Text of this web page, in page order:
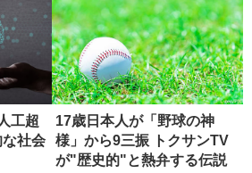
工超
社会
17歳日本人が「野球の神
様」から9三振 トクサンTV
が"歴史的"と熱弁する伝説